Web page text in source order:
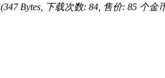
(347 Bytes, 下载次数: 84, 售价: 85 个金